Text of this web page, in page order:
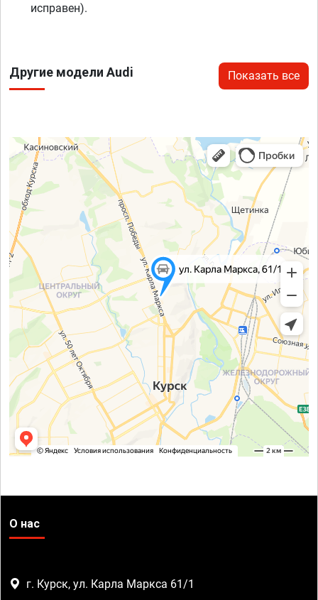
исправен).
Другие модели Audi Показать все
О нас
г. Курск, ул. Карла Маркса 61/1